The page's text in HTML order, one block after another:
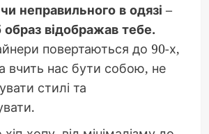
неправильного в одязі –
відображав тебе.
повертаються до 90-х,
вчить нас бути собою, не
стилі та